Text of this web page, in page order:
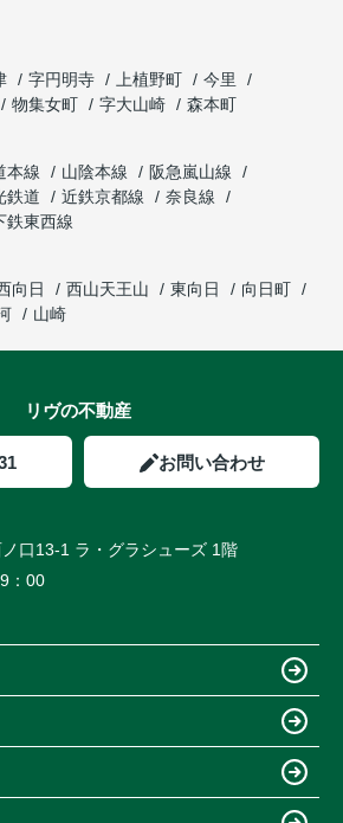
字円明寺 上植野町
今里
物集女町 字大山崎
森本町
本線 山陰本線
阪急嵐山線
鉄道 近鉄京都線
奈良線
鉄東西線
向日 西山天王山 東向日
向日町
山崎
リヴの不動産
お問い合わせ
口13-1 ラ・グラシューズ 1階
：00